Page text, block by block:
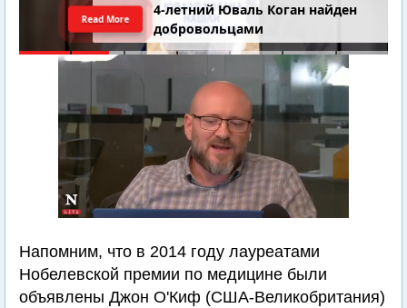
4-летний Юваль Коган найден
добровольцами
Read More
Напомним, что в 2014 году лауреатами
Нобелевской премии по медицине были
объявлены Джон О'Киф (США-Великобритания)